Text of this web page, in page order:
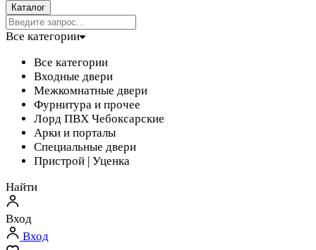
Каталог
Все категории
Все категории
Входные двери
Межкомнатные двери
Фурнитура и прочее
Лорд ПВХ Чебоксарские
Арки и порталы
Специальные двери
Пристрой | Уценка
Найти
Вход
Вход